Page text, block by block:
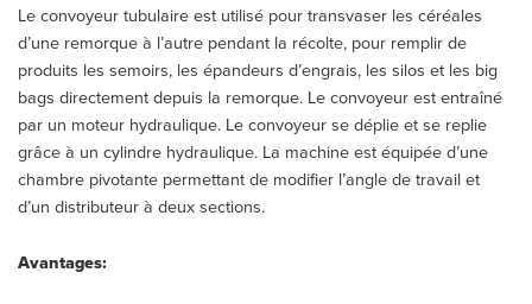
Le convoyeur tubulaire est utilisé pour transvaser les céréales
d’une remorque à l’autre pendant la récolte, pour remplir de
produits les semoirs, les épandeurs d’engrais, les silos et les big
bags directement depuis la remorque. Le convoyeur est entraîné
par un moteur hydraulique. Le convoyeur se déplie et se replie
grâce à un cylindre hydraulique. La machine est équipée d’une
chambre pivotante permettant de modifier l’angle de travail et
d’un distributeur à deux sections.
Avantages: